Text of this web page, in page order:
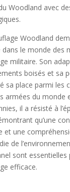
Woodland avec
Woodland
dans le monde des
militaire. Son
boisés et sa
sa place parmi les
armées du monde
il a résisté à
qu’une
et une
de
sont essentielles
efficace.